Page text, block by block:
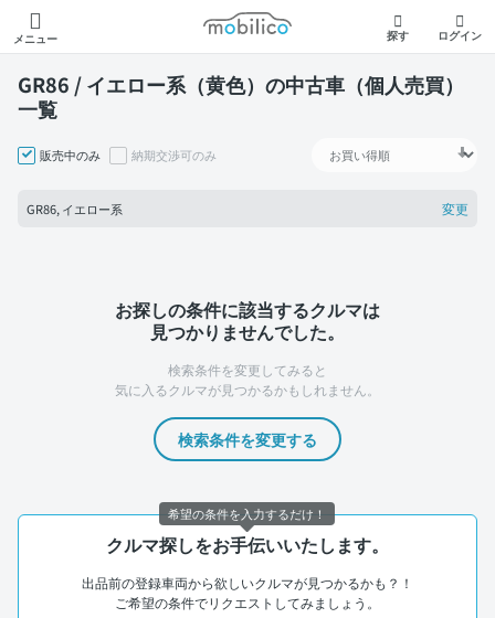
メニュー
モビリコ
探す ログイン
GR86 / イエロー系（黄色）の中古車（個人売買）
一覧
販売中のみ 納期交渉可のみ
GR86, イエロー系 変更
お探しの条件に該当するクルマは
見つかりませんでした。
検索条件を変更してみると
気に入るクルマが見つかるかもしれません。
検索条件を変更する
クルマ探しをお手伝いいたします。
出品前の登録車両から欲しいクルマが見つかるかも？！
ご希望の条件でリクエストしてみましょう。
希望の条件を入力するだけ！